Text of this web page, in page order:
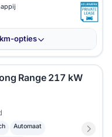
opties
Range 217 kW
Automaat